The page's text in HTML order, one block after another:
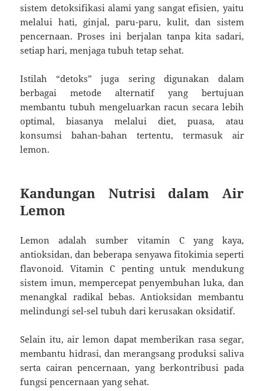
sistem detoksifikasi alami yang sangat efisien, yaitu
melalui hati, ginjal, paru-paru, kulit, dan sistem
pencernaan. Proses ini berjalan tanpa kita sadari,
setiap hari, menjaga tubuh tetap sehat.
Istilah “detoks” juga sering digunakan dalam
berbagai metode alternatif yang bertujuan
membantu tubuh mengeluarkan racun secara lebih
optimal, biasanya melalui diet, puasa, atau
konsumsi bahan-bahan tertentu, termasuk air
lemon.
Kandungan Nutrisi dalam Air
Lemon
Lemon adalah sumber vitamin C yang kaya,
antioksidan, dan beberapa senyawa fitokimia seperti
flavonoid. Vitamin C penting untuk mendukung
sistem imun, mempercepat penyembuhan luka, dan
menangkal radikal bebas. Antioksidan membantu
melindungi sel-sel tubuh dari kerusakan oksidatif.
Selain itu, air lemon dapat memberikan rasa segar,
membantu hidrasi, dan merangsang produksi saliva
serta cairan pencernaan, yang berkontribusi pada
fungsi pencernaan yang sehat.